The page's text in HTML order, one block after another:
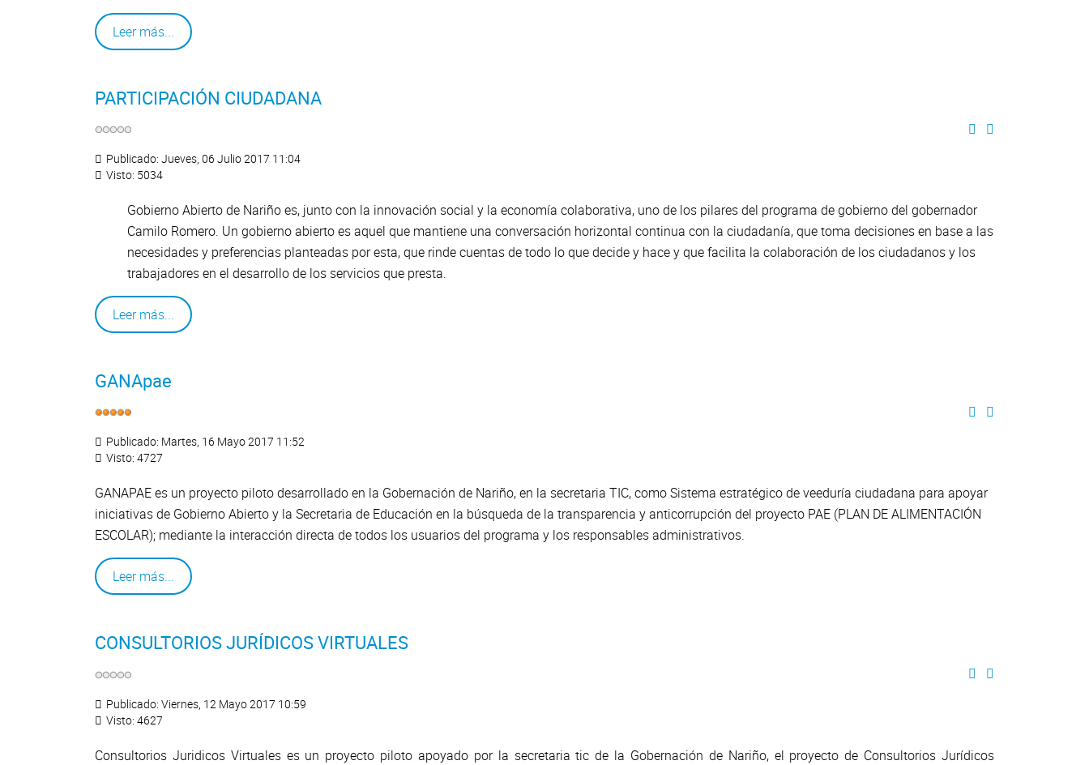
Leer más...
PARTICIPACIÓN CIUDADANA
Publicado: Jueves, 06 Julio 2017 11:04
Visto: 5034
GobiernoAbierto de Nariño es, junto con la innovación social y la economía colaborativa, uno de los pilares del programa de gobierno del gobernador
Camilo Romero. Un gobierno abierto es aquel que mantiene una conversación horizontal continua con la ciudadanía, que toma decisiones en base a las
necesidades y preferencias planteadas por esta, que rinde cuentas de todo lo que decide y hace y que facilita la colaboración de los ciudadanos y los
trabajadores en el desarrollo de los servicios que presta.
Leer más...
GANApae
Publicado: Martes, 16 Mayo 2017 11:52
Visto: 4727
GANAPAE es un proyecto piloto desarrollado en la Gobernación de Nariño, en la secretaria TIC, como Sistema estratégico de veeduría ciudadana para apoyar
iniciativas de Gobierno Abierto y la Secretaria de Educación en la búsqueda de la transparencia y anticorrupción del proyecto PAE (PLAN DE ALIMENTACIÓN
ESCOLAR); mediante la interacción directa de todos los usuarios del programa y los responsables administrativos.
Leer más...
CONSULTORIOS JURÍDICOS VIRTUALES
Publicado: Viernes, 12 Mayo 2017 10:59
Visto: 4627
Consultorios Juridicos Virtuales es un proyecto piloto apoyado por la secretaria tic de la Gobernación de Nariño, el proyecto de Consultorios Jurídicos